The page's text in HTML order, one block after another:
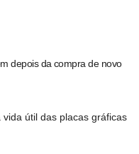
depois da compra de novo
útil das placas gráficas